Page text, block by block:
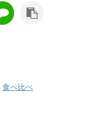
食べ比べ